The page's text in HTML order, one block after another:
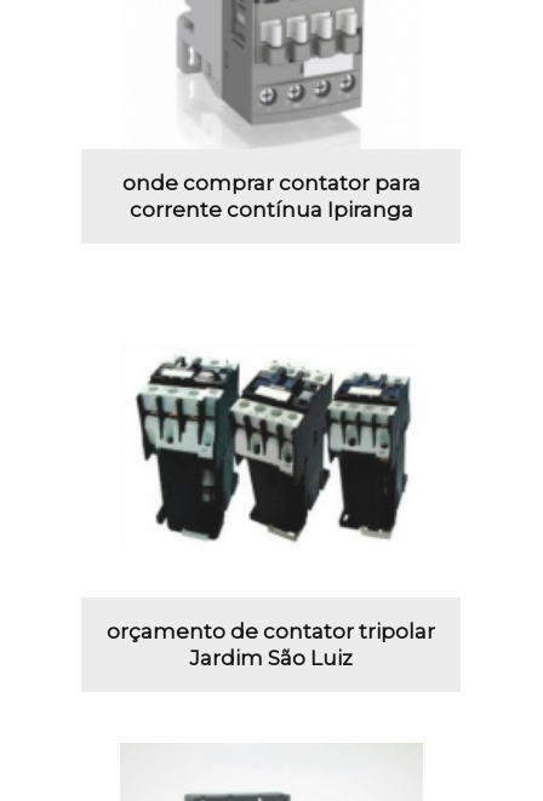
onde comprar contator para
corrente contínua Ipiranga
orçamento de contator tripolar
Jardim São Luiz